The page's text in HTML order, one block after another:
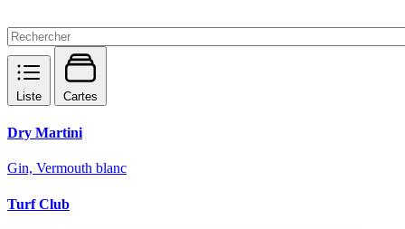
Liste Cartes
Dry Martini
Gin, Vermouth blanc
Turf Club